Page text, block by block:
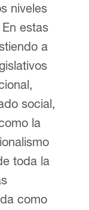
niveles
estas
a
social,
la
toda la
como